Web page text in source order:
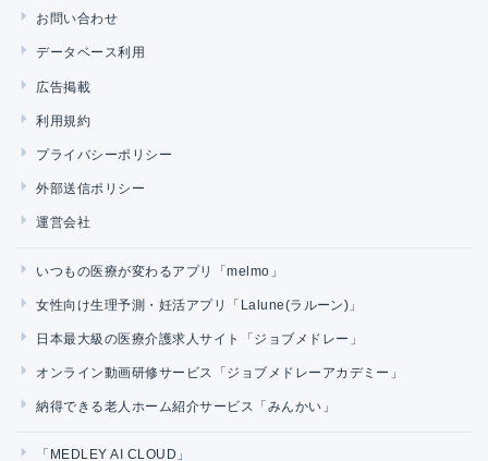
お問い合わせ
データベース利用
広告掲載
利用規約
プライバシーポリシー
外部送信ポリシー
運営会社
いつもの医療が変わるアプリ「melmo」
女性向け生理予測・妊活アプリ「Lalune(ラルーン)」
日本最大級の医療介護求人サイト「ジョブメドレー」
オンライン動画研修サービス「ジョブメドレーアカデミー」
納得できる老人ホーム紹介サービス「みんかい」
「MEDLEY AI CLOUD」